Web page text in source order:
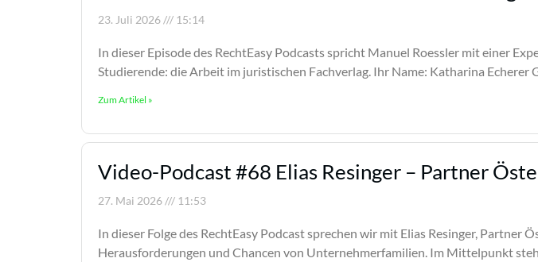
23. Juli 2026 15:14
In dieser Episode des RechtEasy Podcasts spricht Manuel Roessler mit einer
Studierende: die Arbeit im juristischen Fachverlag. Ihr Name: Katharina Echerer
Zum Artikel »
Video-Podcast #68 Elias Resinger – Partner
27. Mai 2026 11:53
In dieser Folge des RechtEasy Podcast sprechen wir mit Elias Resinger,
Herausforderungen und Chancen von Unternehmerfamilien. Im Mittelpunkt